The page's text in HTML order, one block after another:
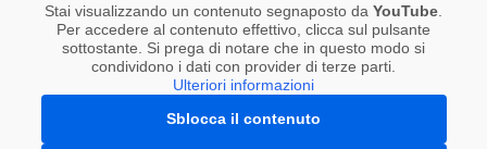
Stai visualizzando un contenuto segnaposto da YouTube
Per accedere al contenuto effettivo, clicca sul pulsante
sottostante. Si prega di notare che in questo modo si
condividono i dati con provider di terze parti.
Ulteriori informazioni
Sblocca il contenuto